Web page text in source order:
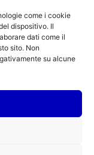
come i cookie
dispositivo. Il
dati come il
sito. Non
su alcune